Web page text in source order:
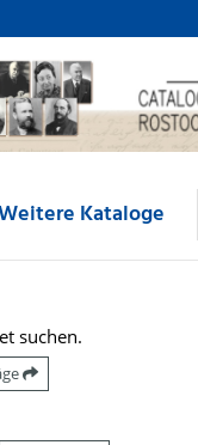
Kataloge
suchen.